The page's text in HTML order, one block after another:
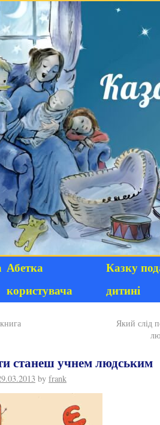
Абетка
користувача
Казку
дитині
Який слід
станеш учнем людським
by frank